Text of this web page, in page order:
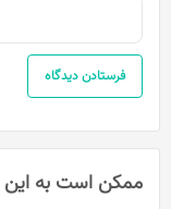
ممکن است به این